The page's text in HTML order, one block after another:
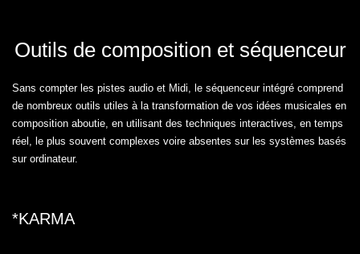
Outils de composition et séquenceur
Sans compter les pistes audio et Midi, le séquenceur intégré comprend
de nombreux outils utiles à la transformation de vos idées musicales en
composition aboutie, en utilisant des techniques interactives, en temps
réel, le plus souvent complexes voire absentes sur les systèmes basés
sur ordinateur.
*KARMA